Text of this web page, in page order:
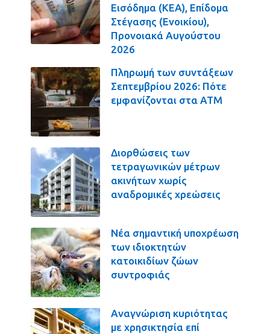
Εισόδημα (ΚΕΑ), Επίδομα
Στέγασης (Ενοικίου),
Προνοιακά Αυγούστου
2026
Πληρωμή των συντάξεων
Σεπτεμβρίου 2026: Πότε
εμφανίζονται στα ΑΤΜ
Διορθώσεις των
τετραγωνικών μέτρων
ακινήτων χωρίς
αναδρομικές χρεώσεις
Νέα σημαντική υποχρέωση
των ιδιοκτητών
κατοικιδίων ζώων
συντροφιάς
Αναγνώριση κυριότητας
με χρησικτησία επί